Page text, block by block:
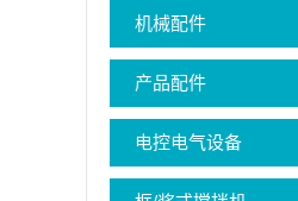
机械配件
产品配件
电控电气设备